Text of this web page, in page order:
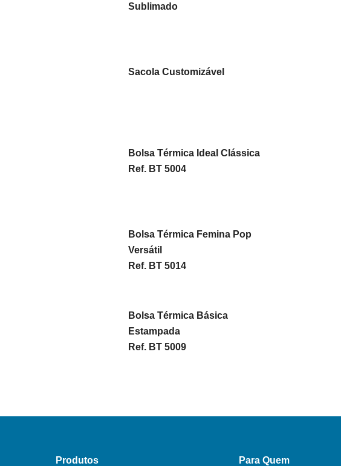
Sublimado
Sacola Customizável
Bolsa Térmica Ideal Clássica
Ref. BT 5004
Bolsa Térmica Femina Pop
Versátil
Ref. BT 5014
Bolsa Térmica Básica
Estampada
Ref. BT 5009
Produtos Para Quem